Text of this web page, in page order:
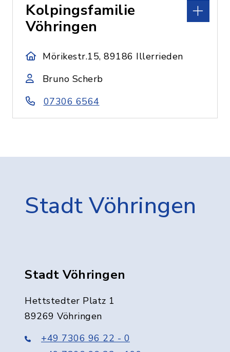
Kolpingsfamilie
Vöhringen
Mörikestr.15, 89186 Illerrieden
Bruno Scherb
07306 6564
Stadt Vöhringen
Stadt Vöhringen
Hettstedter Platz 1
89269 Vöhringen
+49 7306 96 22 - 0